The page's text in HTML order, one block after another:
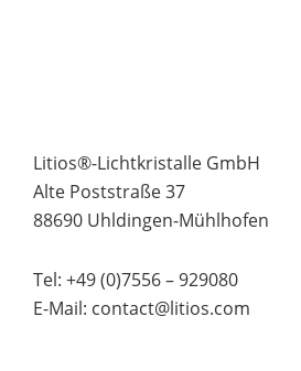
Litios®-Lichtkristalle GmbH
Alte Poststraße 37
88690 Uhldingen-Mühlhofen
Tel: +49 (0)7556 – 929080
E-Mail: contact@litios.com